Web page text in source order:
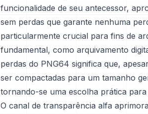
funcionalidade de seu antecessor,
sem perdas que garante nenhuma
particularmente crucial para fins de
fundamental, como arquivamento
perdas do PNG64 significa que,
ser compactadas para um tamanho
tornando-se uma escolha prática
O canal de transparência alfa